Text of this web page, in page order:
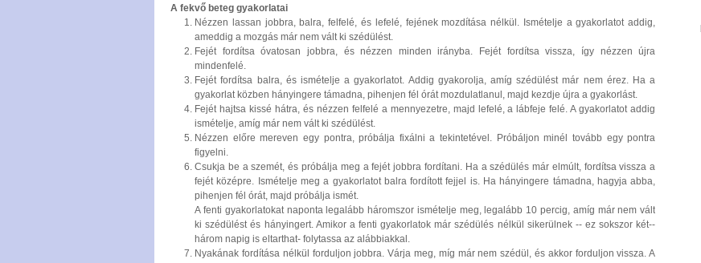
A fekvő beteg gyakorlatai
Nézzen lassan jobbra, balra, felfelé, és lefelé, fejének mozdítása nélkül. Ismételje a gyakorlatot addig,
ameddig a mozgás már nem vált ki szédülést.
Fejét fordítsa óvatosan jobbra, és nézzen minden irányba. Fejét fordítsa vissza, így nézzen újra
mindenfelé.
Fejét fordítsa balra, és ismételje a gyakorlatot. Addig gyakorolja, amíg szédülést már nem érez. Ha a
gyakorlat közben hányingere támadna, pihenjen fél órát mozdulatlanul, majd kezdje újra a gyakorlást.
Fejét hajtsa kissé hátra, és nézzen felfelé a mennyezetre, majd lefelé, a lábfeje felé. A gyakorlatot addig
ismételje, amíg már nem vált ki szédülést.
Nézzen előre mereven egy pontra, próbálja fixálni a tekintetével. Próbáljon minél tovább egy pontra
figyelni.
Csukja be a szemét, és próbálja meg a fejét jobbra fordítani. Ha a szédülés már elmúlt, fordítsa vissza a
fejét középre. Ismételje meg a gyakorlatot balra fordított fejjel is. Ha hányingere támadna, hagyja abba,
pihenjen fél órát, majd próbálja ismét.
A fenti gyakorlatokat naponta legalább háromszor ismételje meg, legalább 10 percig, amíg már nem vált
ki szédülést és hányingert. Amikor a fenti gyakorlatok már szédülés nélkül sikerülnek -- ez sokszor két--
három napig is eltarthat- folytassa az alábbiakkal.
Nyakának fordítása nélkül forduljon jobbra. Várja meg, míg már nem szédül, és akkor forduljon vissza. A